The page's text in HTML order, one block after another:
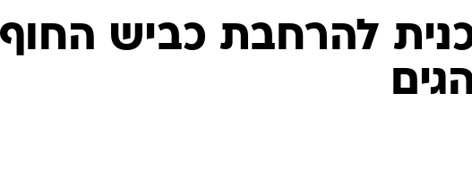
להרחבת כביש